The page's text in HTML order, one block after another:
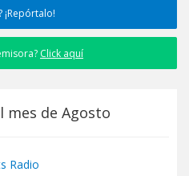
Click aquí
mes de Agosto
Radio